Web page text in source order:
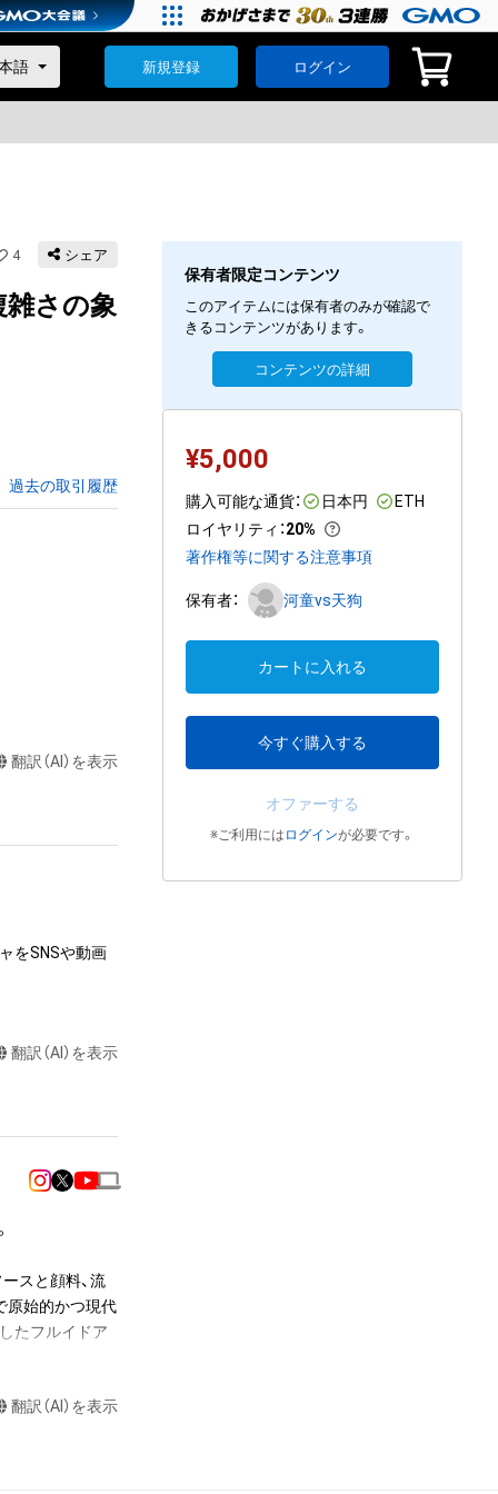
新規登録 ログイン
4 シェア
雑さの象
過去の取引履歴
翻訳（AI）を表示
をSNSや動画
に送る
および無料配
、特許権、実
を取得し、又は
意味します。)
たはその管理委
的財産権を有
翻訳（AI）を表示
スと顔料、流
原始的かつ現代
たフルイドア
素人と付けて
翻訳（AI）を表示
保有者限定コンテンツ
このアイテムには保有者のみが確認で
きるコンテンツがあります。
コンテンツの詳細
¥5,000
購入可能な通貨： 日本円
ETH
ロイヤリティ ：20%
著作権等に関する注意事項
保有者： 河童vs天狗
カートに入れる
今すぐ購入する
オファーする
※ご利用には ログインが必要です。